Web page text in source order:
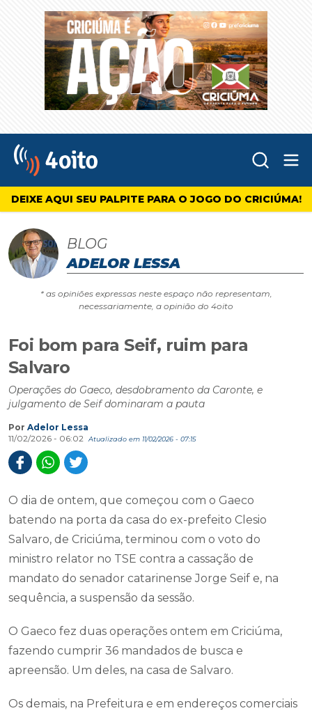
4oito
DEIXE AQUI SEU PALPITE PARA O JOGO DO CRICIÚMA!
BLOG
ADELOR LESSA
* as opiniões expressas neste espaço não representam,
necessariamente, a opinião do 4oito
Foi bom para Seif, ruim para
Salvaro
Operações do Gaeco, desdobramento da Caronte, e
julgamento de Seif dominaram a pauta
Por Adelor Lessa
11/02/2026 - 06:02
Atualizado em 11/02/2026 - 07:15
O dia de ontem, que começou com o Gaeco
batendo na porta da casa do ex-prefeito Clesio
Salvaro, de Criciúma, terminou com o voto do
ministro relator no TSE contra a cassação de
mandato do senador catarinense Jorge Seif e, na
sequência, a suspensão da sessão.
O Gaeco fez duas operações ontem em Criciúma,
fazendo cumprir 36 mandados de busca e
apreensão. Um deles, na casa de Salvaro.
Os demais, na Prefeitura e em endereços comerciais